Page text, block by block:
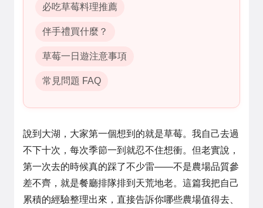
必吃草莓料理推薦
伴手禮買什麼？
草莓一日遊注意事項
常見問題 FAQ
說到大湖，大家第一個想到的就是草莓。我自己去過
不下十次，每次季節一到就忍不住想衝。但老實說，
第一次去的時候真的踩了不少雷——不是農場品質參
差不齊，就是餐廳排隊排到天荒地老。這篇我把自己
累積的經驗整理出來，直接告訴你哪些農場值得去、